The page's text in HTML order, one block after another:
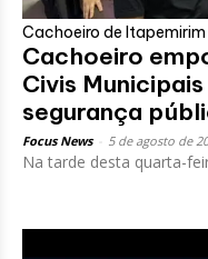
Cachoeiro de Itapemirim
Cachoeiro
Civis
segurança
Focus News 5 de agosto de
Na tarde desta quarta-